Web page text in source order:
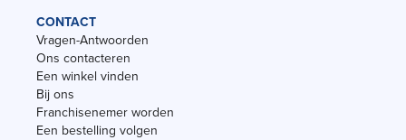
CONTACT
Vragen-Antwoorden
Ons contacteren
Een winkel vinden
Bij ons
Franchisenemer worden
Een bestelling volgen